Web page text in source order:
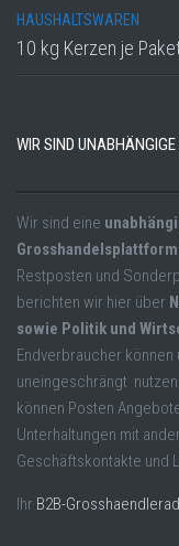
HAUSHALTSWAREN
10 kg Kerzen je
WIR SIND
Wir sind eine
Grosshandelsplattform
Restposten und
berichten wir hier über
sowie Politik und
Endverbraucher können
uneingeschrängt
können Posten
Unterhaltungen mit
Geschäftskontakte und
Ihr B2B-